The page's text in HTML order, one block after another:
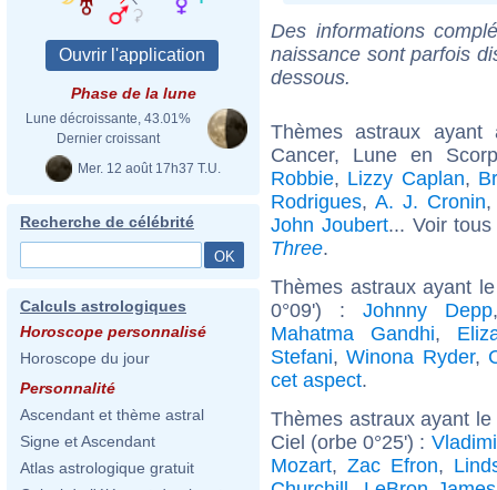
Phase de la lune
Lune décroissante, 43.01%
Dernier croissant
Mer. 12 août 17h37 T.U.
Recherche de célébrité
Calculs astrologiques
Horoscope personnalisé
Horoscope du jour
Personnalité
Ascendant et thème astral
Signe et Ascendant
Atlas astrologique gratuit
Des informations
naissance sont parfois
dessous.
Thèmes astraux
Cancer, Lune en
Robbie, Lizzy Caplan,
Rodrigues, A. J. Cronin
John Joubert... Voir
Three.
Thèmes astraux ayant
0°09') : Johnny Depp
Mahatma Gandhi,
Stefani,Winona Ryder,
cet aspect.
Thèmes astraux ayant
Ciel (orbe 0°25') :
Mozart,Zac Efron,